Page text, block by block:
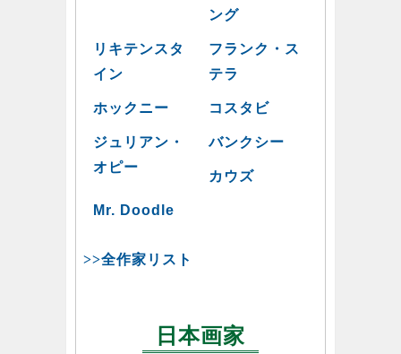
ング
リキテンスタ
イン
フランク・ス
テラ
ホックニー コスタビ
ジュリアン・
オピー
バンクシー
カウズ
Mr. Doodle
>>全作家リスト
日本画家